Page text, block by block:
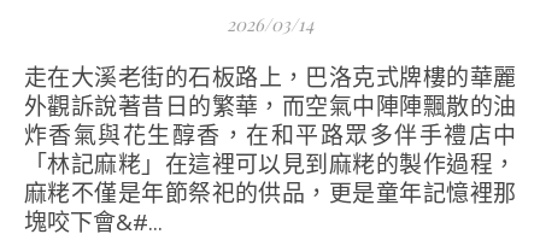
2026/03/14
走在大溪老街的石板路上，巴洛克式牌樓的華麗
外觀訴說著昔日的繁華，而空氣中陣陣飄散的油
炸香氣與花生醇香，在和平路眾多伴手禮店中
「林記麻粩」在這裡可以見到麻粩的製作過程，
麻粩不僅是年節祭祀的供品，更是童年記憶裡那
塊咬下會&#...